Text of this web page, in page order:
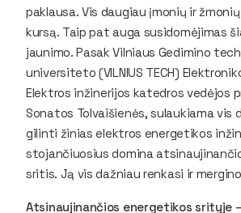
paklausa. Vis daugiau įmonių ir
kursą. Taip pat auga susidomėjimas
jaunimo. Pasak Vilniaus Gedimino
universiteto (VILNIUS TECH)
Elektros inžinerijos katedros vedėjos
Sonatos Tolvaišienės, sulaukiama vis
gilinti žinias elektros energetikos
stojančiuosius domina
sritis. Ją vis dažniau renkasi ir
Atsinaujinančios energetikos srityje